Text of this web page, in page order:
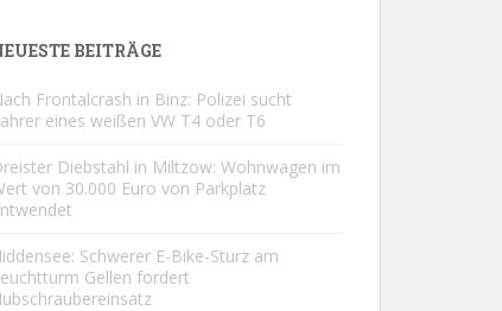
BEITRÄGE
Frontalcrash in Binz: Polizei sucht
eines weißen VW T4 oder T6
Diebstahl in Miltzow: Wohnwagen im
von 30.000 Euro von Parkplatz
Schwerer E-Bike-Sturz am
Gellen fordert